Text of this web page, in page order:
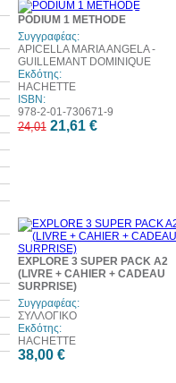
10%
έκπτωση
PODIUM 1 METHODE
Συγγραφέας:
APICELLA MARIA ANGELA -
GUILLEMANT DOMINIQUE
Εκδότης:
HACHETTE
ISBN:
978-2-01-730671-9
24,01 21,61 €
EXPLORE 3 SUPER PACK A2
(LIVRE + CAHIER + CADEAU
SURPRISE)
Συγγραφέας:
ΣΥΛΛΟΓΙΚΟ
Εκδότης:
HACHETTE
38,00 €